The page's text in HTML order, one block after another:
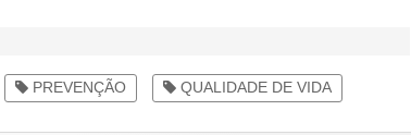
PREVENÇÃO QUALIDADE DE VIDA